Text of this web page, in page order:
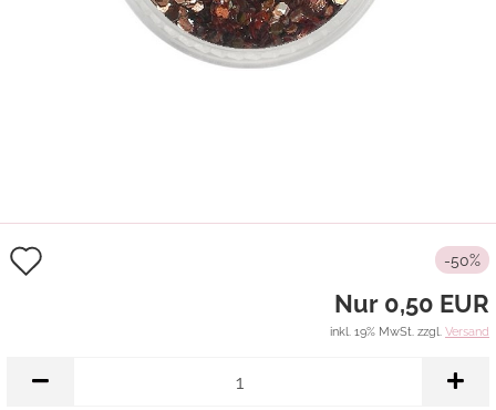
-50%
Nur 0,50 EUR
inkl. 19% MwSt. zzgl. Versand